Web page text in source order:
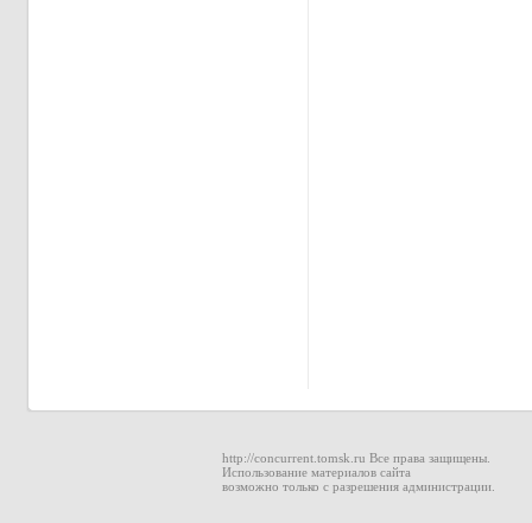
http://concurrent.tomsk.ru Все права защищены.
Использование материалов сайта
возможно только с разрешения администрации.